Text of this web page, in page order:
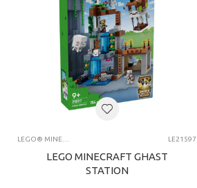
LE21597
LEGO MINECRAFT GHAST
STATION